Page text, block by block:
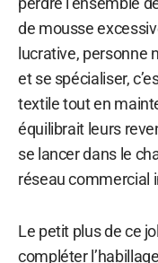
de mousse
lucrative, personne
et se spécialiser,
textile tout en
équilibrait leurs
se lancer dans le
réseau commercial
Le petit plus de ce
compléter